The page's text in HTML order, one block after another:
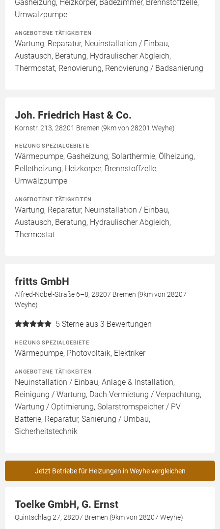
Gasheizung, Heizkörper, Badezimmer, Brennstoffzelle,
Umwälzpumpe
ANGEBOTENE TÄTIGKEITEN
Wartung, Reparatur, Neuinstallation / Einbau,
Austausch, Beratung, Hydraulischer Abgleich,
Thermostat, Renovierung, Renovierung / Badsanierung
Joh. Friedrich Hast & Co.
Kornstr. 213, 28201 Bremen (9km von 28201 Weyhe)
HEIZUNG SPEZIALGEBIETE
Wärmepumpe, Gasheizung, Solarthermie, Ölheizung,
Pelletheizung, Heizkörper, Brennstoffzelle,
Umwälzpumpe
ANGEBOTENE TÄTIGKEITEN
Wartung, Reparatur, Neuinstallation / Einbau,
Austausch, Beratung, Hydraulischer Abgleich,
Thermostat
fritts GmbH
Alfred-Nobel-Straße 6–8, 28207 Bremen (9km von 28207
Weyhe)
5 Sterne aus 3 Bewertungen
HEIZUNG SPEZIALGEBIETE
Wärmepumpe, Photovoltaik, Elektriker
ANGEBOTENE TÄTIGKEITEN
Neuinstallation / Einbau, Anlage & Installation,
Reinigung / Wartung, Dach Vermietung / Verpachtung,
Wartung / Optimierung, Solarstromspeicher / PV
Batterie, Reparatur, Sanierung / Umbau,
Sicherheitstechnik
Jetzt Betriebe für Heizungen in Weyhe vergleichen
Toelke GmbH, G. Ernst
Quintschlag 27, 28207 Bremen (9km von 28207 Weyhe)